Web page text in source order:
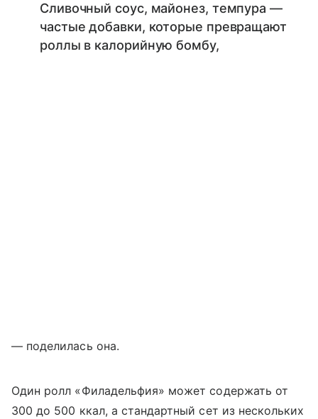
Сливочный соус, майонез, темпура —
частые добавки, которые превращают
роллы в калорийную бомбу,
— поделилась она.
Один ролл «Филадельфия» может содержать от
300 до 500 ккал, а стандартный сет из нескольких